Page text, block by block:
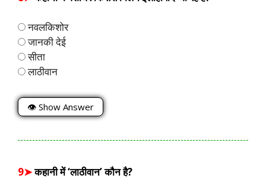
नवलकिशोर
जानकी देई
सीता
लाठीवान
👁 Show Answer
9➤कहानी में ‘लाठीवान’ कौन है?